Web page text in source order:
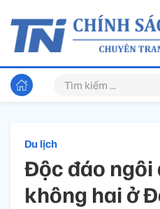
Du lịch
Độc đáo ngôi
không hai ở